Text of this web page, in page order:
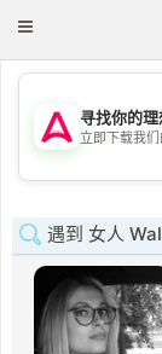
Toggle
💖
寻找你的
立即下载我们
遇到 女人